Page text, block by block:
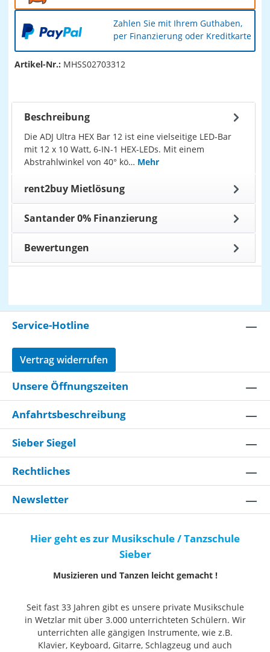
Zahlen Sie mit Ihrem Guthaben,
per Finanzierung oder Kreditkarte
Artikel-Nr.: MHSS02703312
Beschreibung
Die ADJ Ultra HEX Bar 12 ist eine vielseitige LED-Bar
mit 12 x 10 Watt, 6-IN-1 HEX-LEDs. Mit einem
Abstrahlwinkel von 40° kö… Mehr
rent2buy Mietlösung
Santander 0% Finanzierung
Bewertungen
Service-Hotline
Vertrag widerrufen
Unsere Öffnungszeiten
Anfahrtsbeschreibung
Sieber Siegel
Rechtliches
Newsletter
Hier geht es zur Musikschule / Tanzschule
Sieber
Musizieren und Tanzen leicht gemacht !
Seit fast 33 Jahren gibt es unsere private Musikschule
in Wetzlar mit über 3.000 unterrichteten Schülern. Wir
unterrichten alle gängigen Instrumente, wie z.B.
Klavier, Keyboard, Gitarre, Schlagzeug und auch